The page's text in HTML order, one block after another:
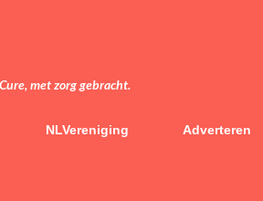
met zorg gebracht.
NLVereniging Adverteren